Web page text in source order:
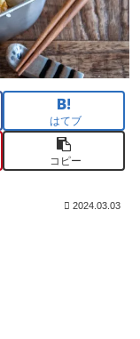
はてブ
コピー
2024.03.03